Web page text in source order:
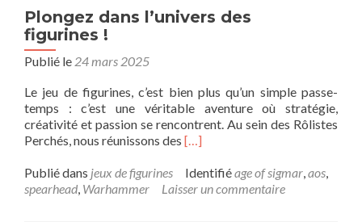
Plongez dans l’univers des
figurines !
Publié le 24 mars 2025
Le jeu de figurines, c’est bien plus qu’un simple passe-
temps : c’est une véritable aventure où stratégie,
créativité et passion se rencontrent. Au sein des Rôlistes
Perchés, nous réunissons des En
plus
surPlongez
[…]
Publié dans jeux de figurines Identifiéage of sigmar,aos,
spearhead, Warhammer Laisser un commentaire